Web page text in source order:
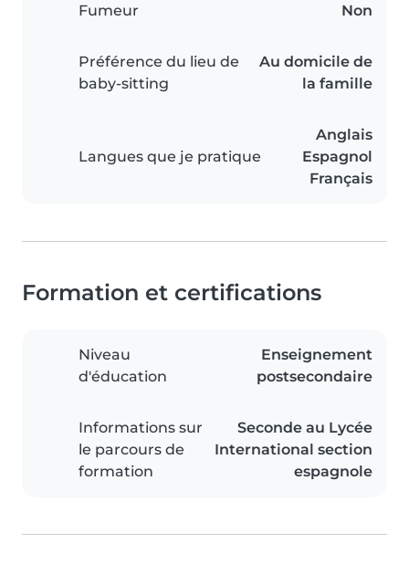
Fumeur Non
Préférence du lieu de
baby-sitting
Au domicile de
la famille
Langues que je pratique
Anglais
Espagnol
Français
Formation et certifications
Niveau
d'éducation
Enseignement
postsecondaire
Informations sur
le parcours de
formation
Seconde au Lycée
International section
espagnole